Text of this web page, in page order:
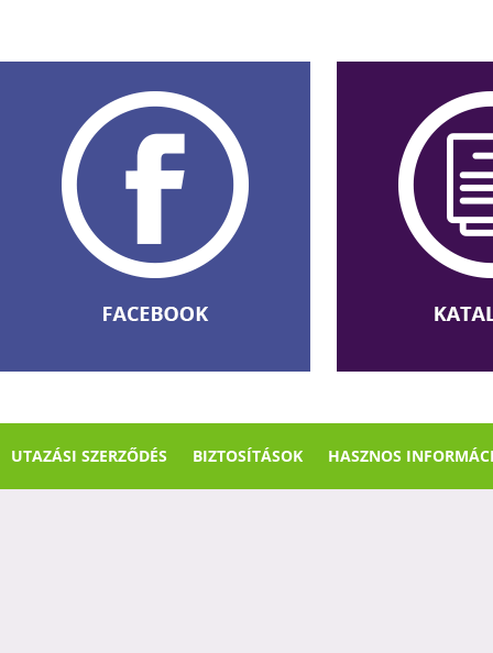
UTAZÁSI SZERZŐDÉS BIZTOSÍTÁSOK HASZNOS